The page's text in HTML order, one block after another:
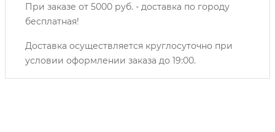
При заказе от 5000 руб. - доставка по городу
бесплатная!
Доставка осуществляется круглосуточно при
условии оформлении заказа до 19:00.